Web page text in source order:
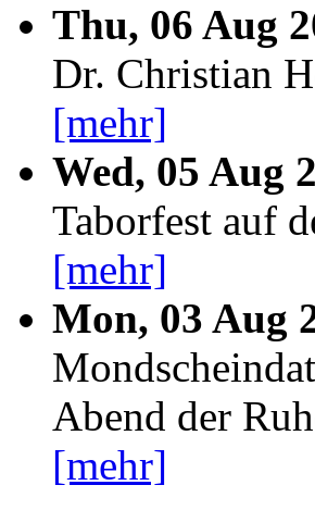
Thu, 06 Aug
Dr. Christian
[mehr]
Wed, 05 Aug
Taborfest auf
[mehr]
Mon, 03 Aug
Abend der
[mehr]